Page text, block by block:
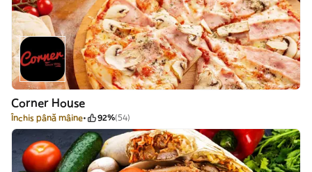
Corner House
Închis până mâine 92%(54)